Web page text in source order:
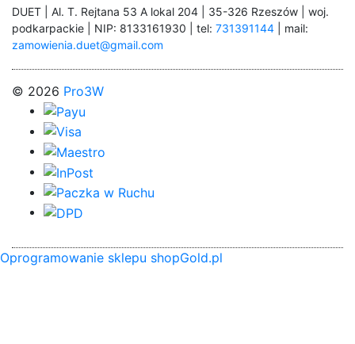
DUET | Al. T. Rejtana 53 A lokal 204 | 35-326 Rzeszów | woj.
podkarpackie | NIP: 8133161930 | tel: 731391144 | mail:
zamowienia.duet@gmail.com
© 2026 Pro3W
Oprogramowanie sklepu shopGold.pl